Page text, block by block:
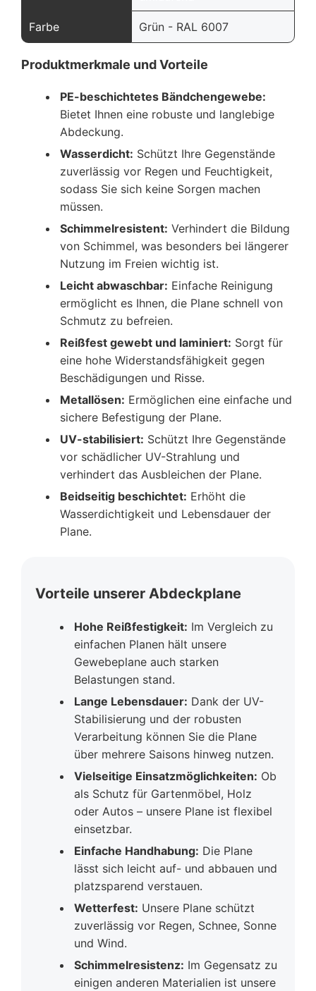
Farbe Grün - RAL 6007
Produktmerkmale und Vorteile
PE-beschichtetes Bändchengewebe:
Bietet Ihnen eine robuste und langlebige
Abdeckung.
Wasserdicht: Schützt Ihre Gegenstände
zuverlässig vor Regen und Feuchtigkeit,
sodass Sie sich keine Sorgen machen
müssen.
Schimmelresistent: Verhindert die Bildung
von Schimmel, was besonders bei längerer
Nutzung im Freien wichtig ist.
Leicht abwaschbar: Einfache Reinigung
ermöglicht es Ihnen, die Plane schnell von
Schmutz zu befreien.
Reißfest gewebt und laminiert: Sorgt für
eine hohe Widerstandsfähigkeit gegen
Beschädigungen und Risse.
Metallösen: Ermöglichen eine einfache und
sichere Befestigung der Plane.
UV-stabilisiert: Schützt Ihre Gegenstände
vor schädlicher UV-Strahlung und
verhindert das Ausbleichen der Plane.
Beidseitig beschichtet: Erhöht die
Wasserdichtigkeit und Lebensdauer der
Plane.
Vorteile unserer Abdeckplane
Hohe Reißfestigkeit: Im Vergleich zu
einfachen Planen hält unsere
Gewebeplane auch starken
Belastungen stand.
Lange Lebensdauer: Dank der UV-
Stabilisierung und der robusten
Verarbeitung können Sie die Plane
über mehrere Saisons hinweg nutzen.
Vielseitige Einsatzmöglichkeiten: Ob
als Schutz für Gartenmöbel, Holz
oder Autos – unsere Plane ist flexibel
einsetzbar.
Einfache Handhabung: Die Plane
lässt sich leicht auf- und abbauen und
platzsparend verstauen.
Wetterfest: Unsere Plane schützt
zuverlässig vor Regen, Schnee, Sonne
und Wind.
Schimmelresistenz: Im Gegensatz zu
einigen anderen Materialien ist unsere